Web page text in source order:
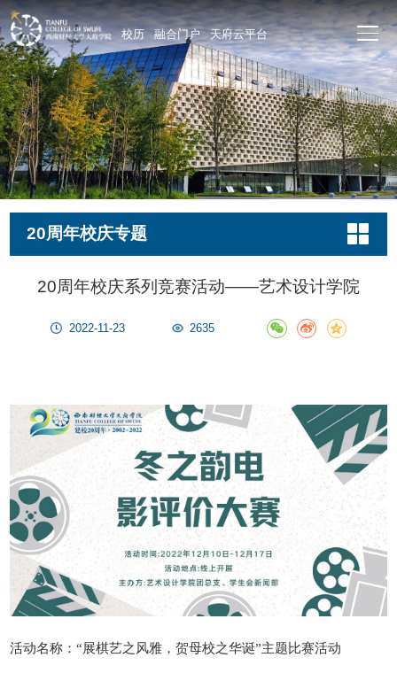
校历 融合门户 天府云平台
20周年校庆专题
20周年校庆系列竞赛活动——艺术设计学院
2022-11-23 2635
活动名称：“展棋艺之风雅，贺母校之华诞”主题比赛活动